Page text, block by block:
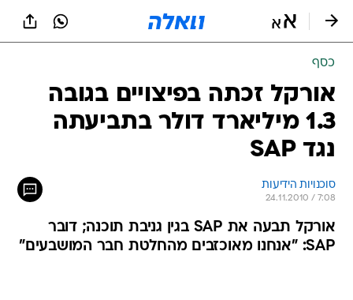
כסף
אורקל זכתה בפיצויים בגובה
1.3 מיליארד דולר בתביעתה
נגד SAP
סוכנויות הידיעות
24.11.2010 / 7:08
אורקל תבעה את SAP בגין גניבת תוכנה; דובר
SAP: "אנחנו מאוכזבים מהחלטת חבר המושבעים"